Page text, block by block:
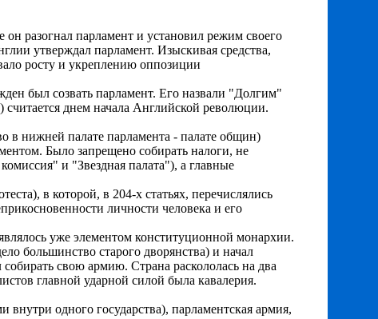
разогнал парламент и установил режим своего
утверждал парламент. Изыскивая средства,
росту и укреплению оппозиции
был созвать парламент. Его назвали "Долгим"
считается днем начала Английской революции.
в нижней палате парламента - палате общин)
Было запрещено собирать налоги, не
и "Звездная палата"), а главные
в которой, в 204-х статьях, перечислялись
личности человека и его
уже элементом конституционной монархии.
большинство старого дворянства) и начал
свою армию. Страна раскололась на два
главной ударной силой была кавалерия.
одного государства), парламентская армия,